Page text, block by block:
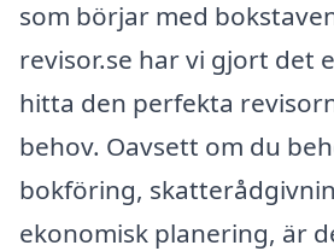
som börjar med
revisor.se har vi gjort det
hitta den perfekta
behov. Oavsett om du
bokföring,
ekonomisk planering, är